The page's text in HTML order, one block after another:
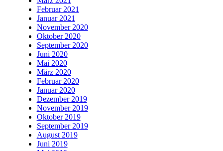
Februar 2021
Januar 2021
November 2020
Oktober 2020
September 2020
Juni 2020
Mai 2020
März 2020
Februar 2020
Januar 2020
Dezember 2019
November 2019
Oktober 2019
September 2019
August 2019
Juni 2019